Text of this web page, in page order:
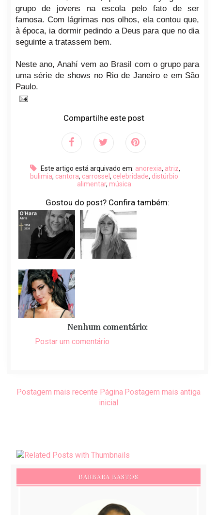
grupo de jovens na escola pelo fato de ser
famosa. Com lágrimas nos olhos, ela contou que,
à época, ia dormir pedindo a Deus para que no dia
seguinte a tratassem bem.
Neste ano, Anahí vem ao Brasil com o grupo para
uma série de shows no Rio de Janeiro e em São
Paulo.
Compartilhe este post
Este artigo está arquivado em: anorexia, atriz,
bulimia, cantora, carrossel , celebridade, distúrbio
alimentar, música
Gostou do post? Confira também:
Nenhum comentário:
Postar um comentário
Postagem mais recente Postagem mais antiga
Página
inicial
BARBARA BASTOS